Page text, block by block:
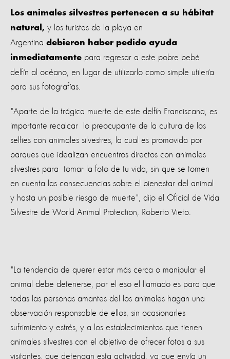
Los animales silvestres pertenecen a su hábitat
natural, y los turistas de la playa en
Argentina debieron haber pedido ayuda
inmediatamente para regresar a este pobre bebé
delfín al océano, en lugar de utilizarlo como simple utilería
para sus fotografías.
"Aparte de la trágica muerte de este delfín Franciscana, es
importante recalcar lo preocupante de la cultura de los
selfies con animales silvestres, la cual es promovida por
parques que idealizan encuentros directos con animales
silvestres para tomar la foto de tu vida, sin que se tomen
en cuenta las consecuencias sobre el bienestar del animal
y hasta un posible riesgo de muerte", dijo el Oficial de Vida
Silvestre de World Animal Protection, Roberto Vieto.
"La tendencia de querer estar más cerca o manipular el
animal debe detenerse, por el eso el llamado es para que
todas las personas amantes del los animales hagan una
observación responsable de ellos, sin ocasionarles
sufrimiento y estrés, y a los establecimientos que tienen
animales silvestres con el objetivo de ofrecer fotos a sus
visitantes, que detengan esta actividad, ya que envía un